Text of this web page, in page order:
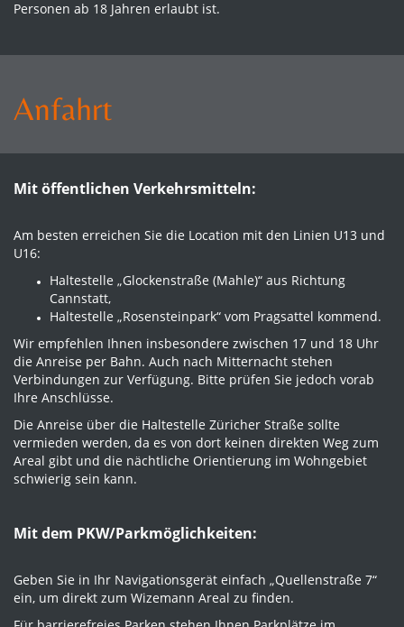
Personen ab 18 Jahren erlaubt ist.
Anfahrt
Mit öffentlichen Verkehrsmitteln:
Am besten erreichen Sie die Location mit den Linien U13 und
U16:
Haltestelle „Glockenstraße (Mahle)“ aus Richtung
Cannstatt,
Haltestelle „Rosensteinpark“ vom Pragsattel kommend.
Wir empfehlen Ihnen insbesondere zwischen 17 und 18 Uhr
die Anreise per Bahn. Auch nach Mitternacht stehen
Verbindungen zur Verfügung. Bitte prüfen Sie jedoch vorab
Ihre Anschlüsse.
Die Anreise über die Haltestelle Züricher Straße sollte
vermieden werden, da es von dort keinen direkten Weg zum
Areal gibt und die nächtliche Orientierung im Wohngebiet
schwierig sein kann.
Mit dem PKW/Parkmöglichkeiten:
Geben Sie in Ihr Navigationsgerät einfach „Quellenstraße 7“
ein, um direkt zum Wizemann Areal zu finden.